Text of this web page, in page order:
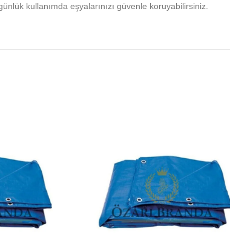
kullanımda eşyalarınızı güvenle koruyabilirsiniz.